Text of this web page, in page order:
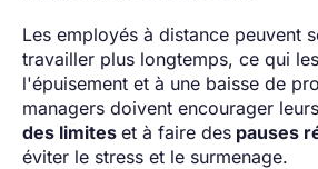
Les employés à distance peuvent
travailler plus longtemps, ce qui
l'épuisement et à une baisse de
managers doivent encourager
des limites et à faire des pauses
éviter le stress et le surmenage.